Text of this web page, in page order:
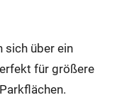
sich über ein
für größere